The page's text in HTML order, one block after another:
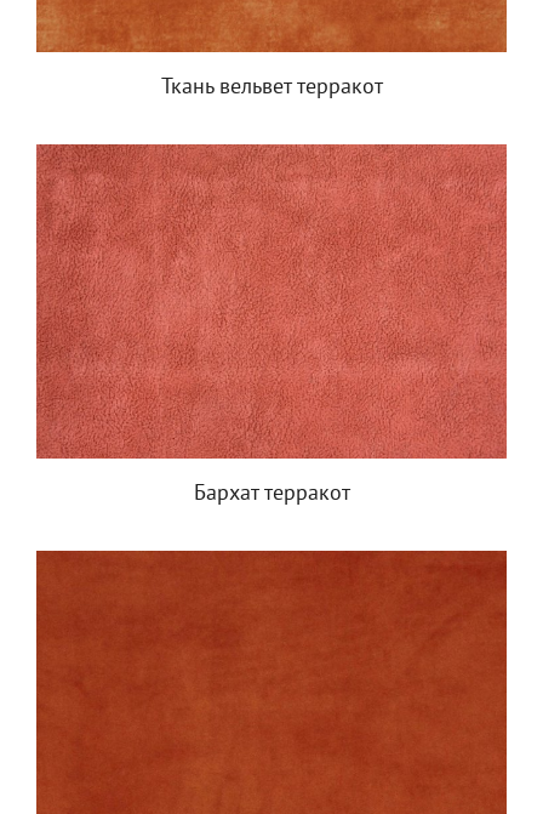
Ткань вельвет терракот
Бархат терракот